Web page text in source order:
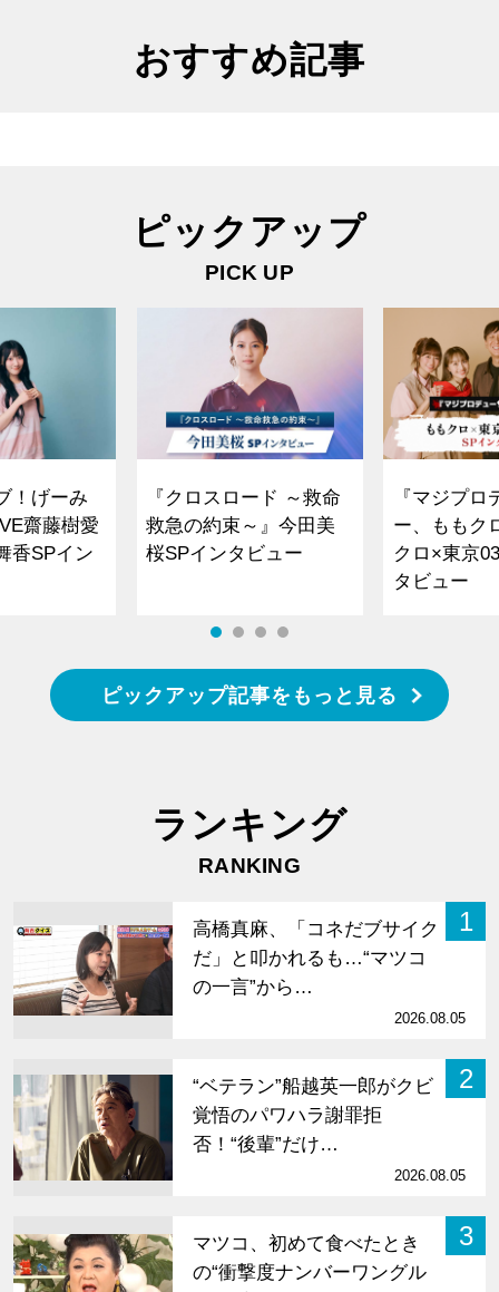
おすすめ記事
ピックアップ
PICK UP
！げーみ
齋藤樹愛
香SPイン
『クロスロード ～救命
救急の約束～』今田美
桜SPインタビュー
『マジプロ
ー、ももク
クロ×東京
タビュー
ピックアップ記事をもっと見る
ランキング
RANKING
1
高橋真麻、「コネだブサイク
だ」と叩かれるも…“マツコ
の一言”から…
2026.08.05
2
“ベテラン”船越英一郎がクビ
覚悟のパワハラ謝罪拒
否！“後輩”だけ…
2026.08.05
3
マツコ、初めて食べたとき
の“衝撃度ナンバーワングル